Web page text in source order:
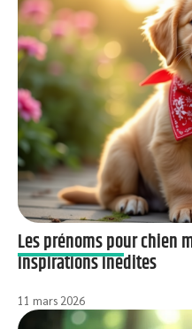
Les prénoms pour chien
inspirations inédites
11 mars 2026